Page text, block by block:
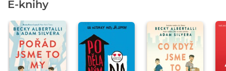
E-knihy